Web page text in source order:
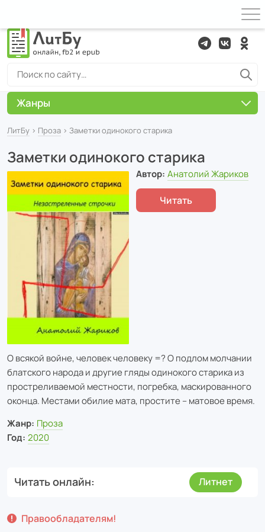
ЛитБу › Проза › Заметки одинокого старика
Заметки одинокого старика
Автор: Анатолий Жариков
Читать
О всякой войне, человек человеку =? О подлом молчании
блатского народа и другие гляды одинокого старика из
простреливаемой местности, погребка, маскированного
оконца. Местами обилие мата, простите – матовое время.
Жанр: Проза
Год: 2020
Читать онлайн Литнет
Правообладателям!
Жанры